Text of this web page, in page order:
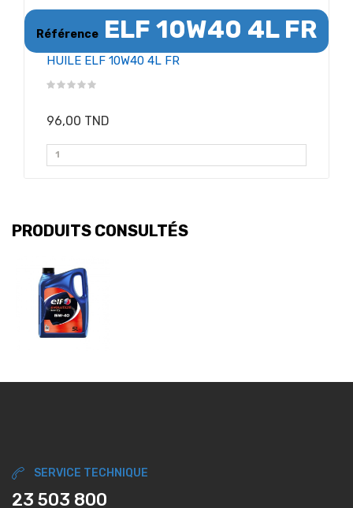
Référence ELF 10W40 4L FR
HUILE ELF 10W40 4L FR
96,00 TND
PRODUITS CONSULTÉS
SERVICE TECHNIQUE
23 503 800